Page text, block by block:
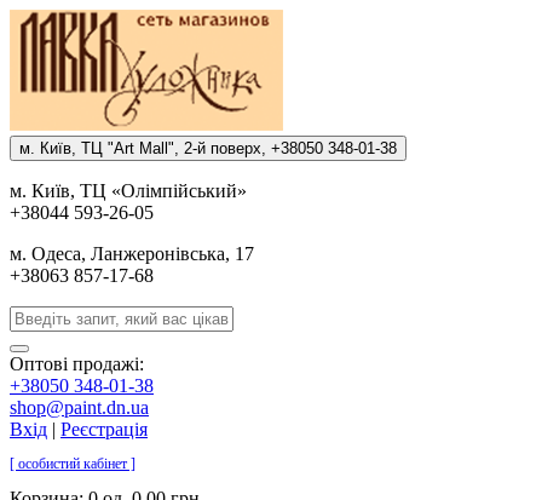
м. Киïв, ТЦ "Art Mall", 2-й поверх, +38050 348-01-38
м. Киïв, ТЦ «Олiмпiйський»
+38044 593-26-05
м. Одеса, Ланжеронiвська, 17
+38063 857-17-68
Оптові продажі:
+38050 348-01-38
shop@paint.dn.ua
Вхід | Реєстрація
[ особистий кабінет ]